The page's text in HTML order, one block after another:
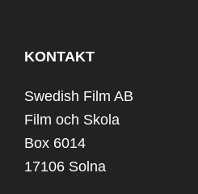
KONTAKT
Swedish Film AB
Film och Skola
Box 6014
17106 Solna